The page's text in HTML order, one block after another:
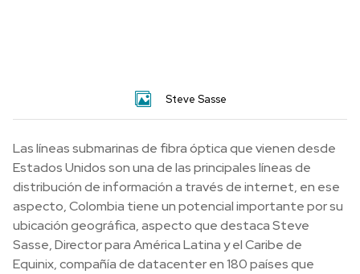
Steve Sasse
Las líneas submarinas de fibra óptica que vienen desde
Estados Unidos son una de las principales líneas de
distribución de información a través de internet, en ese
aspecto, Colombia tiene un potencial importante por su
ubicación geográfica, aspecto que destaca Steve
Sasse, Director para América Latina y el Caribe de
Equinix, compañía de datacenter en 180 países que